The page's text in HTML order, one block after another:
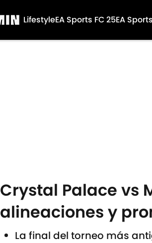
LifestyleEA Sports FC 25EA
Crystal Palace vs
alineaciones y
La final del torneo más